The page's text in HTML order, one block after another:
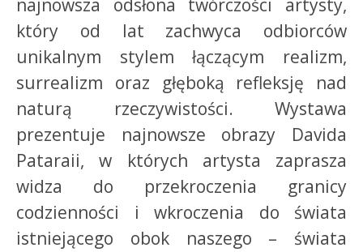
najnowsza odsłona twórczości artysty,
który od lat zachwyca odbiorców
unikalnym stylem łączącym realizm,
surrealizm oraz głęboką refleksję nad
naturą rzeczywistości. Wystawa
prezentuje najnowsze obrazy Davida
Pataraii, w których artysta zaprasza
widza do przekroczenia granicy
codzienności i wkroczenia do świata
istniejącego obok naszego – świata